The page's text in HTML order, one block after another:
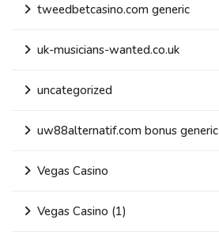
tweedbetcasino.com generic
uk-musicians-wanted.co.uk
uncategorized
uw88alternatif.com bonus generic
Vegas Casino
Vegas Casino (1)